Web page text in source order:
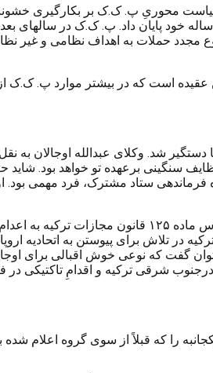
محوریِ پ. ک.ک بر بکارگیری
مجدد حملات به اهداف نظامی و
است که در بیشتر موارد پ. ک.ک از
در کنیا دستگیر شد. وکلای عبدالله
سنگینی برعهده تو خواهد بود. شاید
فرماندهی ستاد مشترک، فرد مهمی
اوجالان طبق ادعانامه ۲۶ ماه مه ۱۹۹۹ که از طرف شعبه ۲ دادگاه امنیت
در تلاش برای پیوستن به اتحادیه
گفت که نوعی خوش اقبالی برای
شرقی ترکیه و اقدامِ تاکتیکی
بود. کنگره آتش بس یکجانبه را که قبلاً از سوی